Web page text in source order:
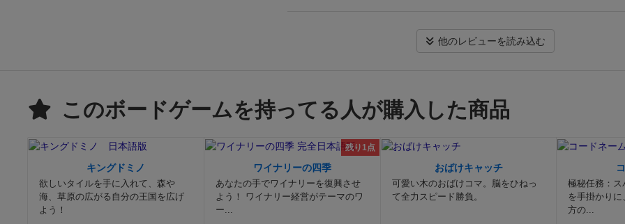
ば、おすすめしたい作品。
に絡み合っており、捨て札10枚になんてあっという間に終わ
う。
私は2人プレイを試しましたが、かなり悩ましく、熱い戦い
た！若干ソロプレイの雰囲気はあり、攻撃要素などもありま
が捨てたカードによって点数が相当上がる場合もあるので
ギラギラ目を光らせる事になります。ただし、捨て札が10
了なので、人数が多いと思うようなコンボを作れず消化不
れません。2人がベスト、せいぜい3人くらいまでかもしれ
ウスルールで終了条件を人数ごとに緩和する(3人なら12枚、
他のレビューを読み込む
このボードゲームを持ってる人が購入した商品
キングドミノ
欲しいタイルを手に入れて、森や
海、草原の広がる自分の王国を広げ
よう！
残り1点
ワイナリーの四季
あなたの手でワイナリーを復興させ
よう！ ワイナリー経営がテーマのワ
ー...
おばけキャッチ
可愛い木のおばけコマ。脳をひねっ
て全力スピード勝負。
極秘任務：ス
を手掛かり
方の...